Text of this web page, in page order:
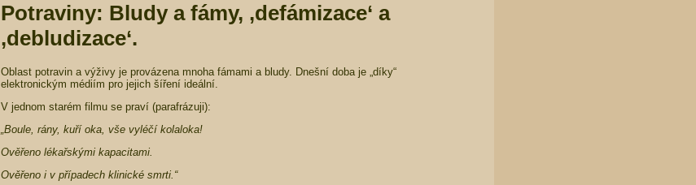
Potraviny: Bludy a fámy, ‚defámizace‘ a
‚debludizace‘.
Oblast potravin a výživy je provázena mnoha fámami a bludy. Dnešní doba je „díky“
elektronickým médiím pro jejich šíření ideální.
V jednom starém filmu se praví (parafrázuji):
„Boule, rány, kuří oka, vše vyléčí kolaloka!
Ověřeno lékařskými kapacitami.
Ověřeno i v případech klinické smrti.“